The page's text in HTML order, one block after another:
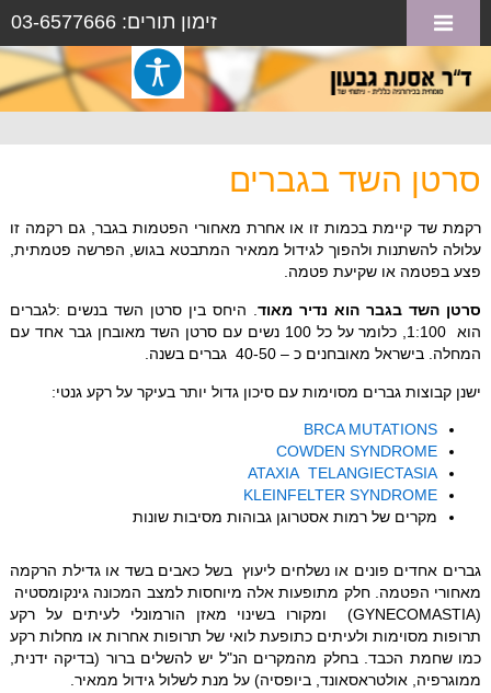
זימון תורים: 03-6577666
סרטן השד בגברים
רקמת שד קיימת בכמות זו או אחרת מאחורי הפטמות בגבר, גם רקמה זו
עלולה להשתנות ולהפוך לגידול ממאיר המתבטא בגוש, הפרשה פטמתית,
פצע בפטמה או שקיעת פטמה.
סרטן השד בגבר הוא נדיר מאוד. היחס בין סרטן השד בנשים :לגברים
הוא 1:100, כלומר על כל 100 נשים עם סרטן השד מאובחן גבר אחד עם
המחלה. בישראל מאובחנים כ – 40-50 גברים בשנה.
ישנן קבוצות גברים מסוימות עם סיכון גדול יותר בעיקר על רקע גנטי:
BRCA MUTATIONS
COWDEN SYNDROME
ATAXIA TELANGIECTASIA
KLEINFELTER SYNDROME
מקרים של רמות אסטרוגן גבוהות מסיבות שונות
גברים אחדים פונים או נשלחים ליעוץ בשל כאבים בשד או גדילת הרקמה
מאחורי הפטמה. חלק מתופעות אלה מיוחסות למצב המכונה גינקומסטיה
(GYNECOMASTIA) ומקורו בשינוי מאזן הורמונלי לעיתים על רקע
תרופות מסוימות ולעיתים כתופעת לואי של תרופות אחרות או מחלות רקע
כמו שחמת הכבד. בחלק מהמקרים הנ"ל יש להשלים ברור (בדיקה ידנית,
ממוגרפיה, אולטראסאונד, ביופסיה) על מנת לשלול גידול ממאיר.